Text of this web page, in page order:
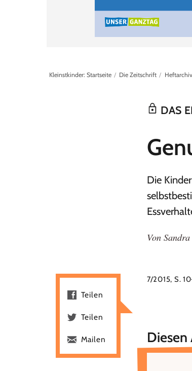
Kleinstkinder: Startseite Die Zeitschrift Heftarchiv
DAS
:
Die
Von
7/2015, S.
Teilen
Teilen
Mailen